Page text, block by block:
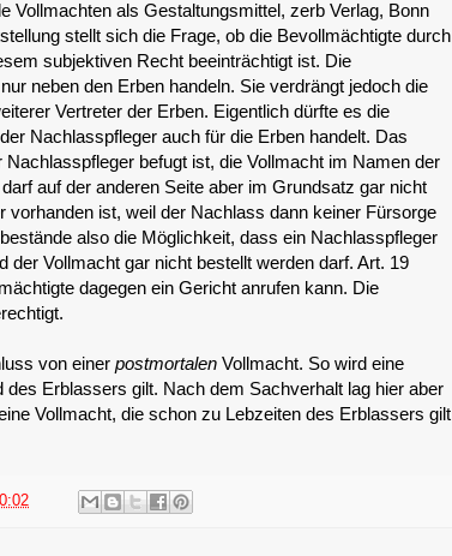
Vollmachten als Gestaltungsmittel, zerb Verlag, Bonn
stellt sich die Frage, ob die Bevollmächtigte durch
subjektiven Recht beeinträchtigt ist. Die
neben den Erben handeln. Sie verdrängt jedoch die
Vertreter der Erben. Eigentlich dürfte es die
Nachlasspfleger auch für die Erben handelt. Das
befugt ist, die Vollmacht im Namen der
auf der anderen Seite aber im Grundsatz gar nicht
vorhanden ist, weil der Nachlass dann keiner Fürsorge
also die Möglichkeit, dass ein Nachlasspfleger
der Vollmacht gar nicht bestellt werden darf. Art. 19
dagegen ein Gericht anrufen kann. Die
von einer postmortalen Vollmacht. So wird eine
Erblassers gilt. Nach dem Sachverhalt lag hier aber
Vollmacht, die schon zu Lebzeiten des Erblassers gilt